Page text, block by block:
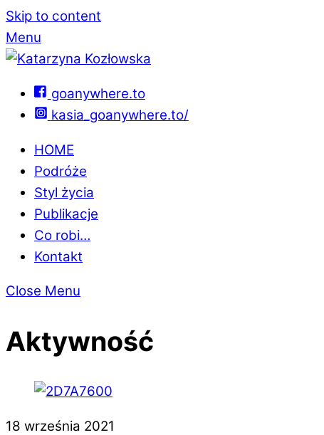
Skip to content
Menu
goanywhere.to
kasia_goanywhere.to/
HOME
Podróże
Styl życia
Publikacje
Co robi…
Kontakt
Close Menu
Aktywność
18 września 2021